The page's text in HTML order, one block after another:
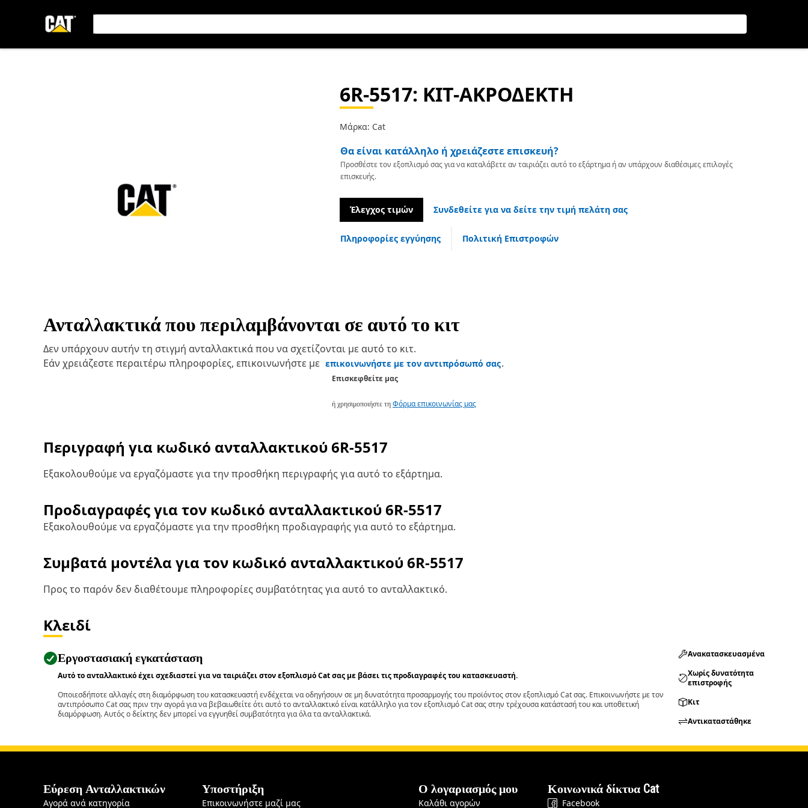
6R-5517: ΚΙΤ-ΑΚΡΟΔΕΚΤΗ
Μάρκα: Cat
Θα είναι κατάλληλο ή χρειάζεστε επισκευή?
Προσθέστε τον εξοπλισμό σας για να καταλάβετε αν ταιριάζει αυτό το εξάρτημα ή αν υπάρχουν διαθέσιμες επιλογές
επισκευής.
Έλεγχος τιμών Συνδεθείτε για να δείτε την τιμή πελάτη σας
Πληροφορίες εγγύησης Πολιτική Επιστροφών
Ανταλλακτικά που περιλαμβάνονται σε αυτό το κιτ
Δεν υπάρχουν αυτήν τη στιγμή ανταλλακτικά που να σχετίζονται με αυτό το κιτ.
Εάν χρειάζεστε περαιτέρω πληροφορίες, επικοινωνήστε με επικοινωνήστε με τον αντιπρόσωπό σας
Επισκεφθείτε μας
ή χρησιμοποιήστε τηΦόρμα επικοινωνίας μας
.
Περιγραφή για κωδικό ανταλλακτικού6R-5517
Εξακολουθούμε να εργαζόμαστε για την προσθήκη περιγραφής για αυτό το εξάρτημα.
Προδιαγραφές για τον κωδικό ανταλλακτικού6R-5517
Εξακολουθούμε να εργαζόμαστε για την προσθήκη προδιαγραφής για αυτό το εξάρτημα.
Συμβατά μοντέλα για τον κωδικό ανταλλακτικού6R-5517
Προς το παρόν δεν διαθέτουμε πληροφορίες συμβατότητας για αυτό το ανταλλακτικό.
Κλειδί
Εργοστασιακή εγκατάσταση
Αυτό το ανταλλακτικό έχει σχεδιαστεί για να ταιριάζει στον εξοπλισμό Cat σας με βάσει τις προδιαγραφές του κατασκευαστή.
Οποιεσδήποτε αλλαγές στη διαμόρφωση του κατασκευαστή ενδέχεται να οδηγήσουν σε μη δυνατότητα προσαρμογής του προϊόντος στον εξοπλισμό Cat σας. Επικοινωνήστε με τον
αντιπρόσωπο Cat σας πριν την αγορά για να βεβαιωθείτε ότι αυτό το ανταλλακτικό είναι κατάλληλο για τον εξοπλισμό Cat σας στην τρέχουσα κατάστασή του και υποθετική
διαμόρφωση. Αυτός ο δείκτης δεν μπορεί να εγγυηθεί συμβατότητα για όλα τα ανταλλακτικά.
Ανακατασκευασμένα
Χωρίς δυνατότητα
επιστροφής
Κιτ
Αντικαταστάθηκε
Εύρεση Ανταλλακτικών
Αγορά ανά κατηγορία
Υποστήριξη
Επικοινωνήστε μαζί μας
Ο λογαριασμός μου
Καλάθι αγορών
Κοινωνικά δίκτυα Cat
Facebook